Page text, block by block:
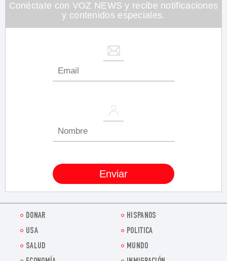
Conéctate con VOZ NEWS y recibe notificaciones
y contenidos especiales.
DONAR
HISPANOS
USA
POLITICA
SALUD
MUNDO